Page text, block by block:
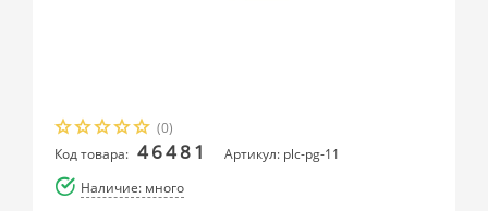
(0)
Код товара: 46481
Артикул: plc-pg-11
Наличие: много